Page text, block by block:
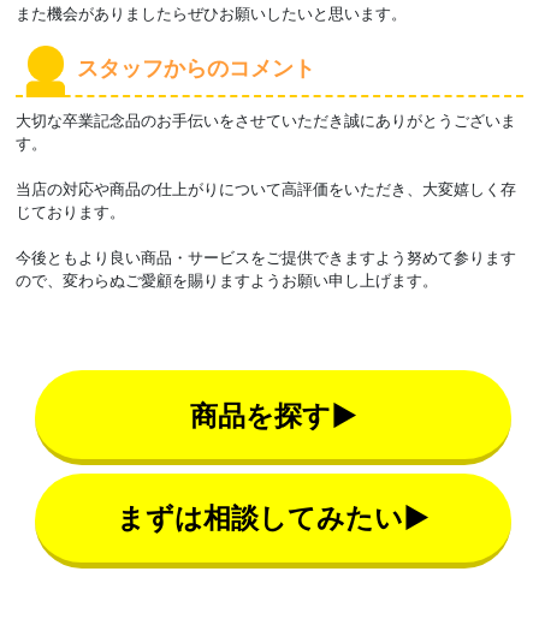
また機会がありましたらぜひお願いしたいと思います。
スタッフからのコメント
大切な卒業記念品のお手伝いをさせていただき誠にありがとうございま
す。
当店の対応や商品の仕上がりについて高評価をいただき、大変嬉しく存
じております。
今後ともより良い商品・サービスをご提供できますよう努めて参ります
ので、変わらぬご愛顧を賜りますようお願い申し上げます。
商品を探す▶
まずは相談してみたい▶